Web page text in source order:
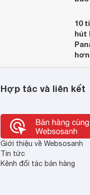
10
hút
hơn
Hợp tác và liên kết
Giới thiệu về Websosanh
Tin tức
Kênh đối tác bán hàng